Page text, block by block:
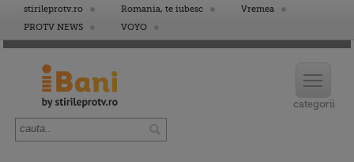
stirileprotv.ro Romania, te iubesc
Vremea
PROTV NEWS
VOYO